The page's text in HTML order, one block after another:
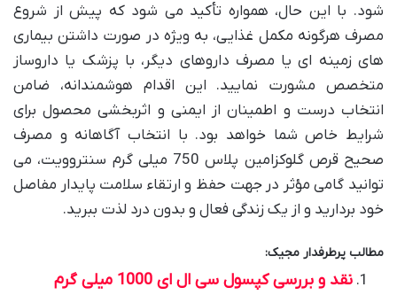
شود. با این حال، همواره تأکید می شود که پیش از شروع
مصرف هرگونه مکمل غذایی، به ویژه در صورت داشتن بیماری
های زمینه ای یا مصرف داروهای دیگر، با پزشک یا داروساز
متخصص مشورت نمایید. این اقدام هوشمندانه، ضامن
انتخاب درست و اطمینان از ایمنی و اثربخشی محصول برای
شرایط خاص شما خواهد بود. با انتخاب آگاهانه و مصرف
صحیح قرص گلوکزامین پلاس 750 میلی گرم سنتروویت، می
توانید گامی مؤثر در جهت حفظ و ارتقاء سلامت پایدار مفاصل
خود بردارید و از یک زندگی فعال و بدون درد لذت ببرید.
مطالب پرطرفدار مجیک:
نقد و بررسی کپسول سی ال ای 1000 میلی گرم